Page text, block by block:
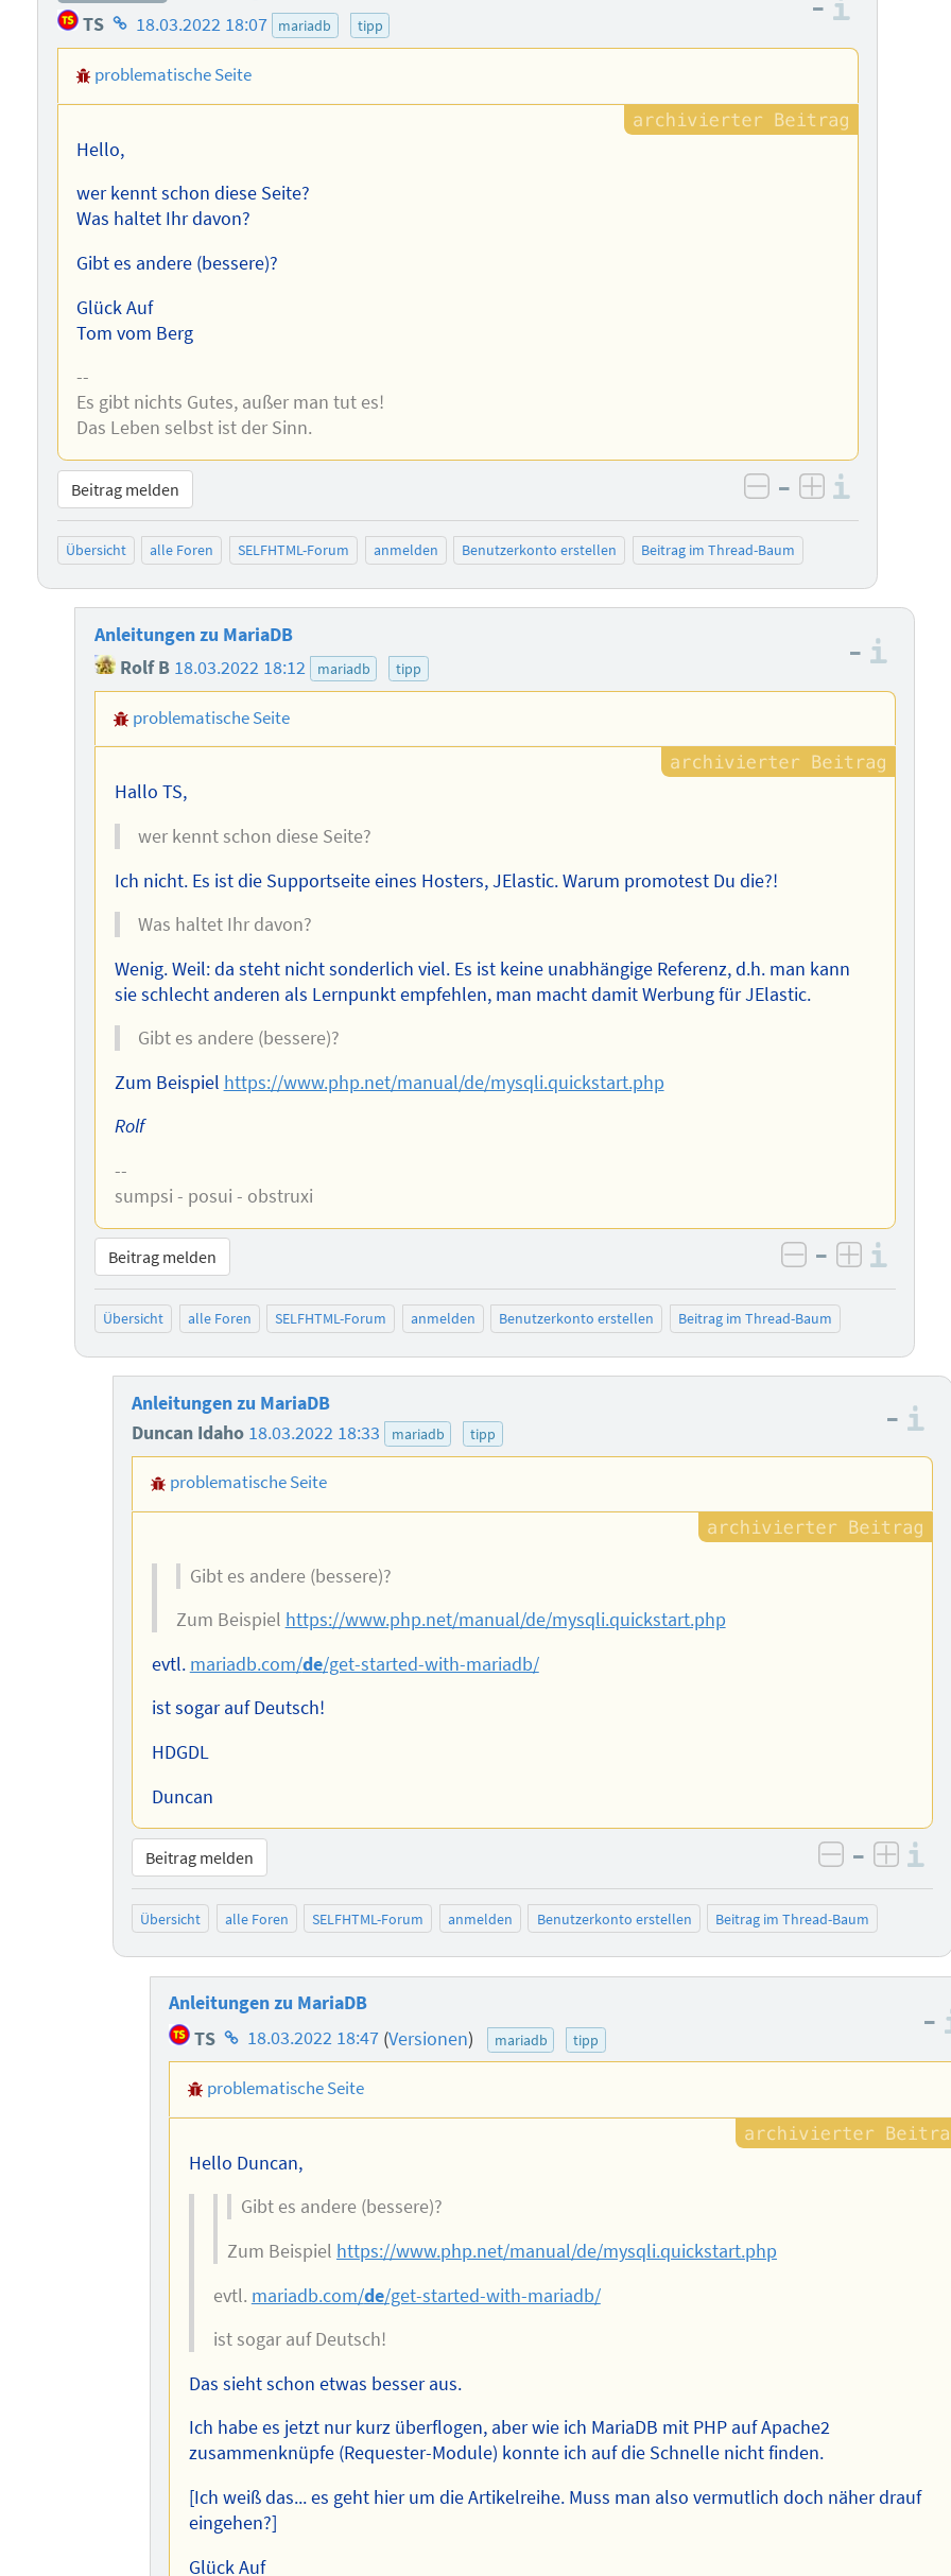
TS Homepage
des
Autors
18.03.2022 18:07 mariadb tipp
–
problematische Seite
Hello,
wer kennt schon diese Seite?
Was haltet Ihr davon?
Gibt es andere (bessere)?
Glück Auf
Tom vom Berg
--
Es gibt nichts Gutes, außer man tut es!
Das Leben selbst ist der Sinn.
Beitrag melden negativ bewerten
– positiv
Übersicht alle Foren SELFHTML-Forum anmelden Benutzerkonto erstellen Beitrag im Thread-Baum
Anleitungen zu MariaDB
Rolf B 18.03.2022 18:12 mariadb tipp
–
problematische Seite
Hallo TS,
wer kennt schon diese Seite?
Ich nicht. Es ist die Supportseite eines Hosters, JElastic. Warum promotest Du die?!
Was haltet Ihr davon?
Wenig. Weil: da steht nicht sonderlich viel. Es ist keine unabhängige Referenz, d.h. man kann
sie schlecht anderen als Lernpunkt empfehlen, man macht damit Werbung für JElastic.
Gibt es andere (bessere)?
Zum Beispiel https://www.php.net/manual/de/mysqli.quickstart.php
Rolf
--
sumpsi - posui - obstruxi
Beitrag melden negativ
– positiv
Übersicht alle Foren SELFHTML-Forum anmelden Benutzerkonto erstellen Beitrag im Thread-Baum
Anleitungen zu MariaDB
Duncan Idaho 18.03.2022 18:33 mariadb tipp –
problematische Seite
Gibt es andere (bessere)?
Zum Beispiel https://www.php.net/manual/de/mysqli.quickstart.php
evtl. mariadb.com/de/get-started-with-mariadb/
ist sogar auf Deutsch!
HDGDL
Duncan
Beitrag melden negativ
–
Übersicht alle Foren SELFHTML-Forum anmelden Benutzerkonto erstellen Beitrag im Thread-Baum
Anleitungen zu MariaDB
TS Homepage
des
Autors
18.03.2022 18:47 (Versionen) mariadb tipp
–
problematische Seite
Hello Duncan,
Gibt es andere (bessere)?
Zum Beispiel https://www.php.net/manual/de/mysqli.quickstart.php
evtl. mariadb.com/de/get-started-with-mariadb/
ist sogar auf Deutsch!
Das sieht schon etwas besser aus.
Ich habe es jetzt nur kurz überflogen, aber wie ich MariaDB mit PHP auf Apache2
zusammenknüpfe (Requester-Module) konnte ich auf die Schnelle nicht finden.
[Ich weiß das... es geht hier um die Artikelreihe. Muss man also vermutlich doch näher drauf
eingehen?]
Glück Auf